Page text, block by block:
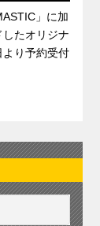
」に加
たオリジナ
より予約受付